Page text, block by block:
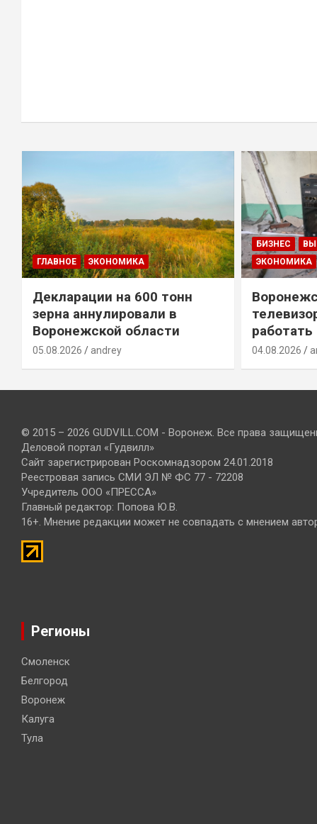
ГЛАВНОЕ ЭКОНОМИКА
Декларации на 600 тонн
зерна аннулировали в
Воронежской области
05.08.2026 andrey
БИЗНЕС
ЭКОНОМИКА
работать
04.08.2026
© 2015 – 2026 GUDVILL.COM - Воронеж. Все права
Деловой портал «Гудвилл»
Сайт зарегистрирован Роскомнадзором 24.01.2018
Реестровая запись СМИ ЭЛ № ФС 77 - 72208
Учредитель ООО «ПРЕССА»
Главный редактор: Попова Ю.В.
16+. Мнение редакции может не совпадать с мнением
Регионы
Смоленск
Белгород
Воронеж
Калуга
Тула